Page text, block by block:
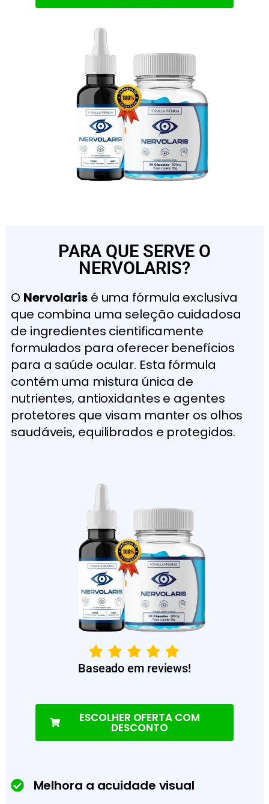
PARA QUE SERVE O
NERVOLARIS?
O Nervolarisé uma fórmula exclusiva
que combina uma seleção cuidadosa
de ingredientes cientificamente
formulados para oferecer benefícios
para a saúde ocular. Esta fórmula
contém uma mistura única de
nutrientes, antioxidantes e agentes
protetores que visam manter os olhos
saudáveis, equilibrados e protegidos.
Baseado em reviews!
ESCOLHER OFERTA COM
DESCONTO
Melhora a acuidade visual